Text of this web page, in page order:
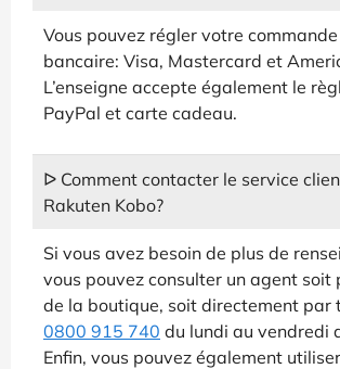
Vous pouvez régler votre
bancaire: Visa, Mastercard et
L’enseigne accepte également le
PayPal et carte cadeau.
ᐅ Comment contacter le service
Rakuten Kobo?
Si vous avez besoin de plus de
vous pouvez consulter un agent soit
de la boutique, soit directement par
0800 915 740 du lundi au vendredi
Enfin, vous pouvez également